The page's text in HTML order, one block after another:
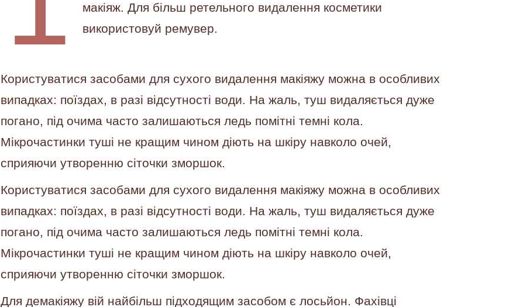
макіяж. Для більш ретельного видалення косметики
використовуй ремувер.
Користуватися засобами для сухого видалення макіяжу можна в особливих
випадках: поїздах, в разі відсутності води. На жаль, туш видаляється дуже
погано, під очима часто залишаються ледь помітні темні кола.
Мікрочастинки туші не кращим чином діють на шкіру навколо очей,
сприяючи утворенню сіточки зморшок.
Користуватися засобами для сухого видалення макіяжу можна в особливих
випадках: поїздах, в разі відсутності води. На жаль, туш видаляється дуже
погано, під очима часто залишаються ледь помітні темні кола.
Мікрочастинки туші не кращим чином діють на шкіру навколо очей,
сприяючи утворенню сіточки зморшок.
Для демакіяжу вій найбільш підходящим засобом є лосьйон. Фахівці